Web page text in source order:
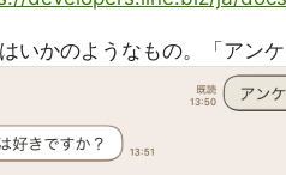
いかのようなもの。「アン